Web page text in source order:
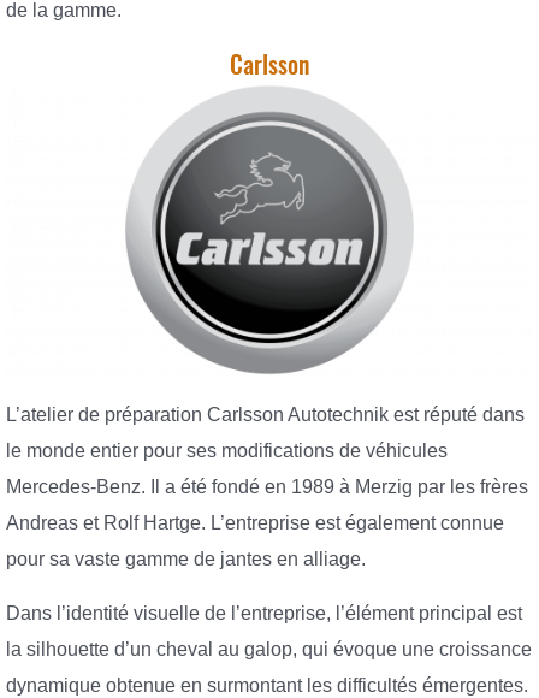
de la gamme.
Carlsson
L’atelier de préparation Carlsson Autotechnik est réputé dans
le monde entier pour ses modifications de véhicules
Mercedes-Benz. Il a été fondé en 1989 à Merzig par les frères
Andreas et Rolf Hartge. L’entreprise est également connue
pour sa vaste gamme de jantes en alliage.
Dans l’identité visuelle de l’entreprise, l’élément principal est
la silhouette d’un cheval au galop, qui évoque une croissance
dynamique obtenue en surmontant les difficultés émergentes.